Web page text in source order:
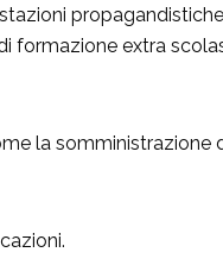
formazione extra
la